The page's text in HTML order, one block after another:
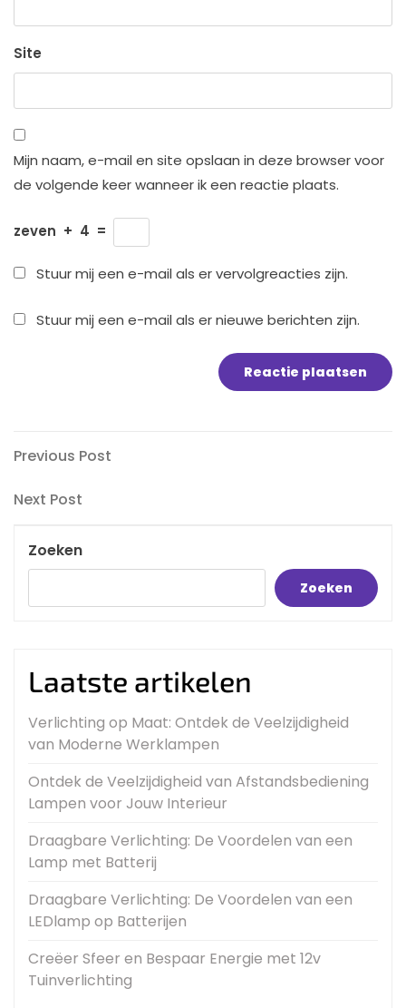
Site
Mijn naam, e-mail en site opslaan in deze browser voor
de volgende keer wanneer ik een reactie plaats.
zeven + 4 =
Stuur mij een e-mail als er vervolgreacties zijn.
Stuur mij een e-mail als er nieuwe berichten zijn.
Bericht
navigatie
Previous
Previous Post
Next
Next Post
Zoeken
Zoeken
Laatste artikelen
Verlichting op Maat: Ontdek de Veelzijdigheid
van Moderne Werklampen
Ontdek de Veelzijdigheid van Afstandsbediening
Lampen voor Jouw Interieur
Draagbare Verlichting: De Voordelen van een
Lamp met Batterij
Draagbare Verlichting: De Voordelen van een
LEDlamp op Batterijen
Creëer Sfeer en Bespaar Energie met 12v
Tuinverlichting